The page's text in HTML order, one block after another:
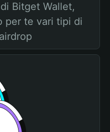
Bitget Wallet,
per te vari tipi di